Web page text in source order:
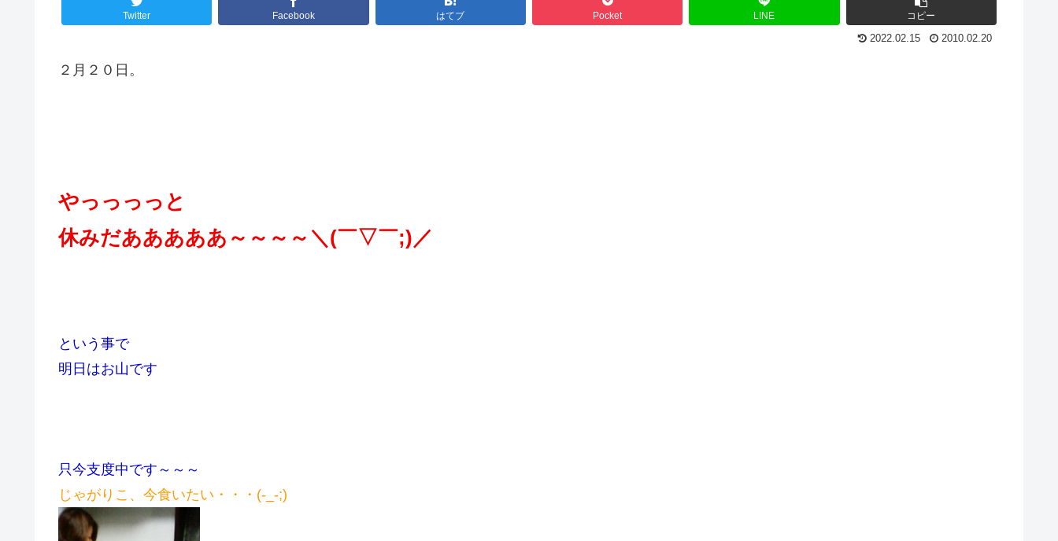
Twitter Facebook はてブ Pocket LINE コピー
2022.02.15 2010.02.20
２月２０日。
やっっっっと
休みだあああああ～～～～＼(￣▽￣;)／
という事で
明日はお山です
只今支度中です～～～
じゃがりこ、今食いたい・・・(-_-;)